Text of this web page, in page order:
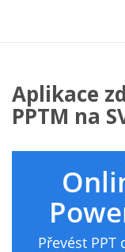
Aplikace
PPTM na